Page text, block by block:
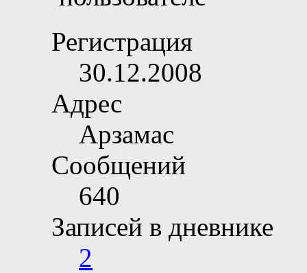
Регистрация
30.12.2008
Адрес
Арзамас
Сообщений
640
Записей в дневнике
2